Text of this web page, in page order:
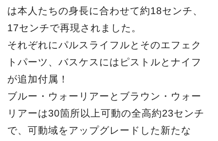
は本人たちの身長に合わせて約18センチ、
17センチで再現されました。
それぞれにパルスライフルとそのエフェク
トパーツ、バスケスにはピストルとナイフ
が追加付属！
ブルー・ウォーリアーとブラウン・ウォー
リアーは30箇所以上可動の全高約23センチ
で、可動域をアップグレードした新たな